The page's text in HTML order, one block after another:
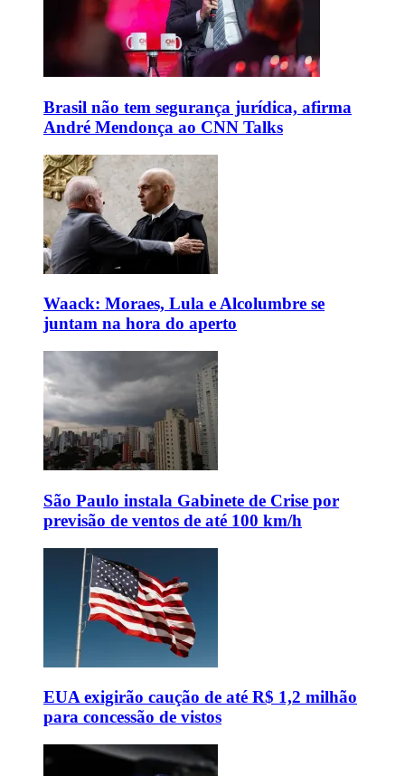
Brasil não tem segurança jurídica, afirma
André Mendonça ao CNN Talks
Waack: Moraes, Lula e Alcolumbre se
juntam na hora do aperto
São Paulo instala Gabinete de Crise por
previsão de ventos de até 100 km/h
EUA exigirão caução de até R$ 1,2 milhão
para concessão de vistos